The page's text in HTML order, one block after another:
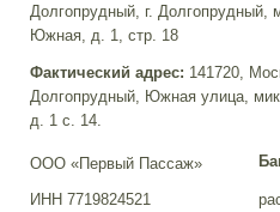
Долгопрудный, г. Долгопрудный,
Южная, д. 1, стр. 18
Фактический адрес: 141720,
Долгопрудный, Южная улица,
д. 1 с. 14.
ООО «Первый Пассаж»
ИНН 7719824521